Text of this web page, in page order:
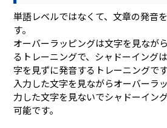
単語レベルではなくて、文章の発音
す。
オーバーラッピングは文字を見なが
るトレーニングで、シャドーイング
字を見ずに発音するトレーニングです
入力した文字を見ながらオーバーラ
力した文字を見ないでシャドーイン
可能です。